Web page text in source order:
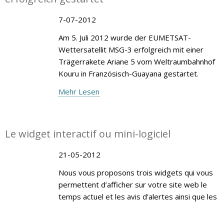
7-07-2012
Am 5. Juli 2012 wurde der EUMETSAT-
Wettersatellit MSG-3 erfolgreich mit einer
Trägerrakete Ariane 5 vom Weltraumbahnhof
Kouru in Französisch-Guayana gestartet.
Mehr Lesen
Le widget interactif ou mini-logiciel
21-05-2012
Nous vous proposons trois widgets qui vous
permettent d’afficher sur votre site web le
temps actuel et les avis d’alertes ainsi que les